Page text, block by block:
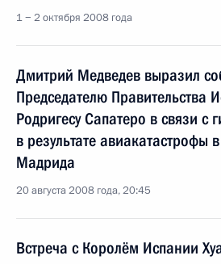
1 − 2 октября 2008 года
Дмитрий Медведев выразил
Председателю Правительства
Родригесу Сапатеро в связи с
в результате авиакатастрофы
Мадрида
20 августа 2008 года, 20:45
Встреча с Королём Испании